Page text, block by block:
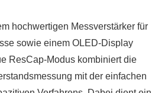
hochwertigen Messverstärker für
sowie einem OLED-Display
ResCap-Modus kombiniert die
mit der einfachen